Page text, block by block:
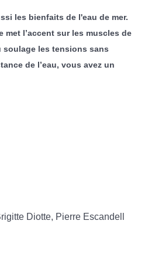
les bienfaits de l'eau de mer.
met l’accent sur les muscles de
soulage les tensions sans
de l’eau, vous avez un
Diotte, Pierre Escandell